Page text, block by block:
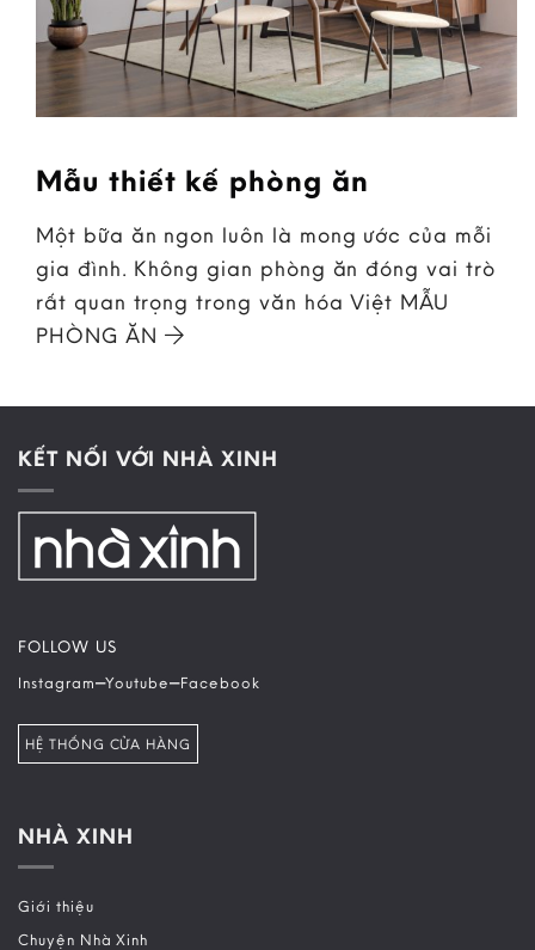
Mẫu thiết kế phòng ăn
Một bữa ăn ngon luôn là mong ước của mỗi
gia đình. Không gian phòng ăn đóng vai trò
rất quan trọng trong văn hóa Việt MẪU
PHÒNG ĂN
KẾT NỐI VỚI NHÀ XINH
FOLLOW US
Instagram–Youtube–Facebook
HỆ THỐNG CỬA HÀNG
NHÀ XINH
Giới thiệu
Chuyện Nhà Xinh